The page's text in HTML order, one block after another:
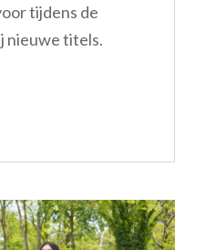
tijdens de
nieuwe titels.